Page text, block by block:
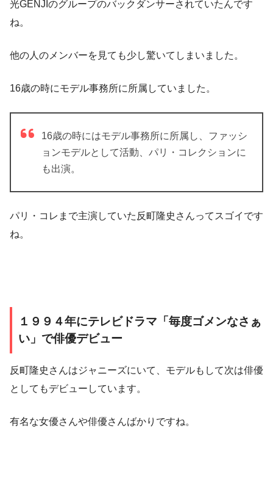
光GENJIのグループのバックダンサーされていたんです
ね。
他の人のメンバーを見ても少し驚いてしまいました。
16歳の時にモデル事務所に所属していました。
16歳の時にはモデル事務所に所属し、ファッシ
ョンモデルとして活動、パリ・コレクションに
も出演。
パリ・コレまで主演していた反町隆史さんってスゴイです
ね。
１９９４年にテレビドラマ「毎度ゴメンなさぁ
い」で俳優デビュー
反町隆史さんはジャニーズにいて、モデルもして次は俳優
としてもデビューしています。
有名な女優さんや俳優さんばかりですね。